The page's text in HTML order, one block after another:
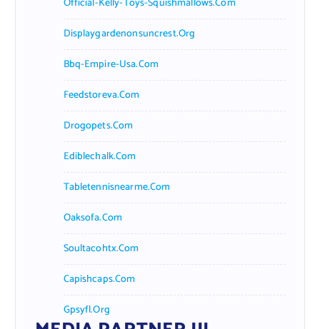
Displaygardenonsuncrest.org
Bbq-Empire-Usa.com
Feedstoreva.com
Drogopets.com
Ediblechalk.com
Tabletennisnearme.com
Oaksofa.com
Soultacohtx.com
Capishcaps.com
Gpsyfl.org